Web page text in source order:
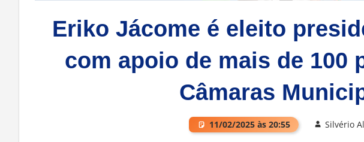
Eriko Jácome é eleito
com apoio de mais de 100
Câmaras
11/02/2025 às 20:55 Silvério